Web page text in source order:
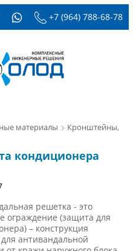
+7 (964) 788-68-78
материалы
Кронштейны,
кондиционера
решетка - это
ограждение (защита для
– конструкция
для антивандальной